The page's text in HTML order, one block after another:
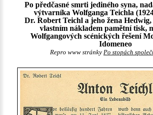
Po předčasné smrti jediného syna,
výtvarníka Wolfganga Teichla
Dr. Robert Teichl a jeho žena
vlastním nákladem pamětní tisk,
Wolfgangových scénických řešení
Idomeneo
Repro www stránky Po stopách